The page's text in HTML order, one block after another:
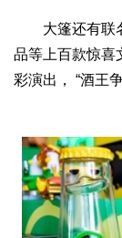
大篷还有联名
品等上百款惊喜
彩演出， “酒王